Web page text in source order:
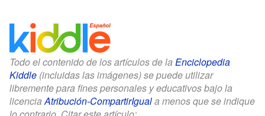
Todo el contenido de los artículos de la Enciclopedia
Kiddle (incluidas las imágenes) se puede utilizar
libremente para fines personales y educativos bajo la
licenciaAtribución-CompartirIguala menos que se indique